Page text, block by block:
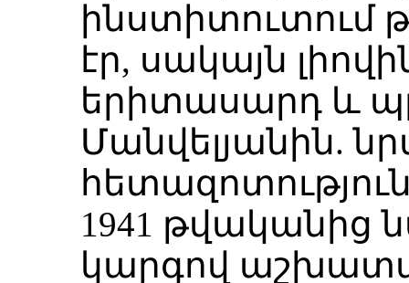
ինստիտուտում
էր, սակայն
երիտասարդ և
Մանվելյանին.
1941 թվականից
կարգով